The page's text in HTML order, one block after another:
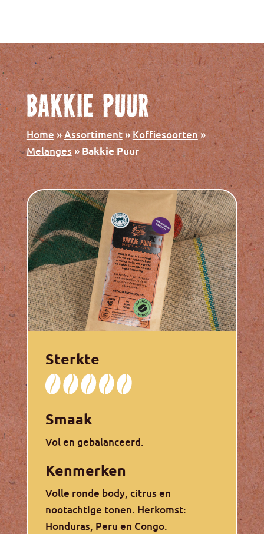
Bakkie Puur
Home»Assortiment»Koffiesoorten»
Melanges»Bakkie Puur
Sterkte
Smaak
Vol en gebalanceerd.
Kenmerken
Volle ronde body, citrus en
nootachtige tonen. Herkomst:
Honduras, Peru en Congo.
+ TOEVOEGEN
Bakkie Emmen
€21,95